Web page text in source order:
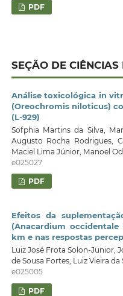
PDF
SEÇÃO DE
Análise toxicológica in
(Oreochromis niloticus)
(L-929)
Sofphia Martins da Silva,
Augusto Rocha Rodrigues,
Maciel Lima Júnior, Manoel
e025027
PDF
Efeitos da
(Anacardium
km e nas respostas
Luiz José Frota Solon-Junior,
de Sousa Fortes, Luiz Vieira da
e025005
PDF